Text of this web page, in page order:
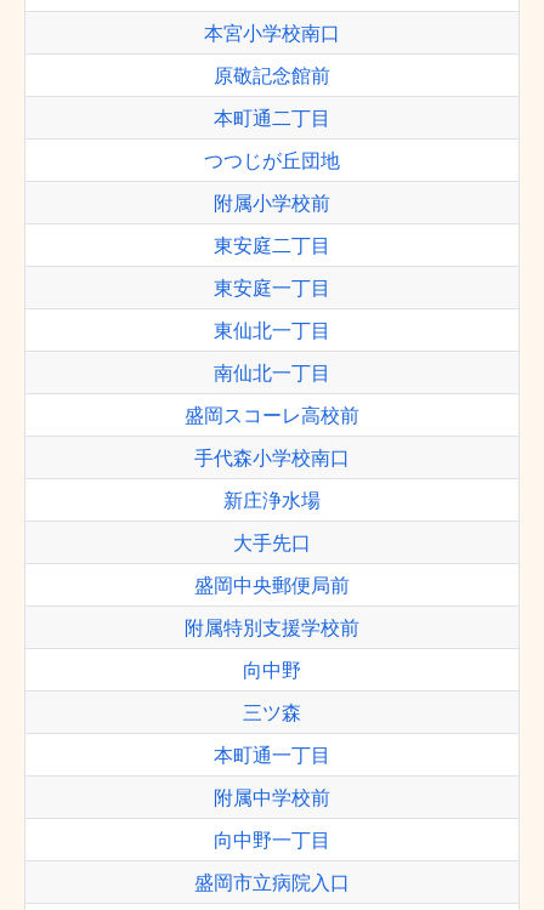
本宮小学校南口
原敬記念館前
本町通二丁目
つつじが丘団地
附属小学校前
東安庭二丁目
東安庭一丁目
東仙北一丁目
南仙北一丁目
盛岡スコーレ高校前
手代森小学校南口
新庄浄水場
大手先口
盛岡中央郵便局前
附属特別支援学校前
向中野
三ツ森
本町通一丁目
附属中学校前
向中野一丁目
盛岡市立病院入口